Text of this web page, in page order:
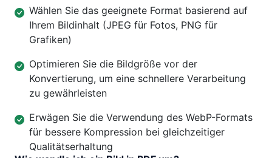
Wählen Sie das geeignete Format basierend auf
Ihrem Bildinhalt (JPEG für Fotos, PNG für
Grafiken)
Optimieren Sie die Bildgröße vor der
Konvertierung, um eine schnellere Verarbeitung
zu gewährleisten
Erwägen Sie die Verwendung des WebP-Formats
für bessere Kompression bei gleichzeitiger
Qualitätserhaltung